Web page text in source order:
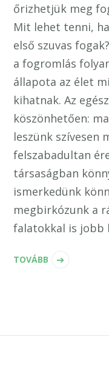
| 0 |
őrizhetjük meg
Mit lehet tenni,
első szuvas
a fogromlás
állapota az élet
kihatnak. Az
köszönhetően:
leszünk szívesen
felszabadultan
társaságban
ismerkedünk
megbirkózunk a
falatokkal is jobb
TOVÁBB